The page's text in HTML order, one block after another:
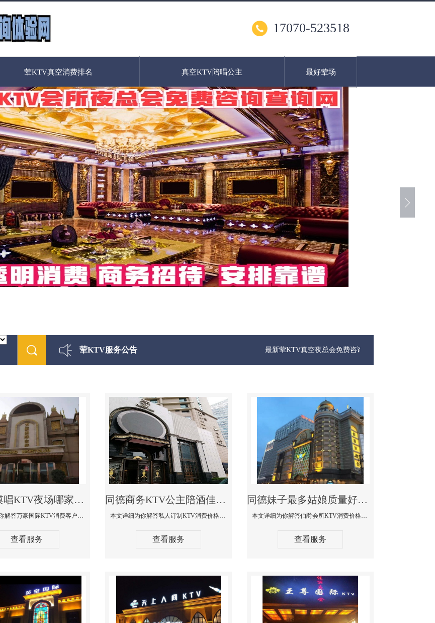
17070-523518
荤KTV真空消费排名 真空KTV陪唱公主 最好荤场
荤KTV服务公告 最新荤KTV真空夜总会免费咨询1312 0333301微信同步！
同德摸摸唱KTV夜场哪家好玩开放-万豪国际KTV消费客户点评
本文详细为你解答万豪国际KTV消费客户点评，更多关于摸摸唱KTV夜场哪家好玩开放咨询1312 0333301微信同步！
查看服务
同德商务KTV公主陪酒佳丽漂亮哪家多-私人订制KTV消费价格口碑点评
本文详细为你解答私人订制KTV消费价格口碑点评，更多关于商务KTV公主陪酒佳丽漂亮哪家多免费咨询1312 0333301微信同步！
查看服务
同德妹子最多姑娘质量好的真空夜总会KTV-伯爵会所KTV消费点评
本文详细为你解答伯爵会所KTV消费价格点评，更多关于妹子最多姑娘质量好的真空夜总会KTV免费咨询1312 0333301微信同步！
查看服务